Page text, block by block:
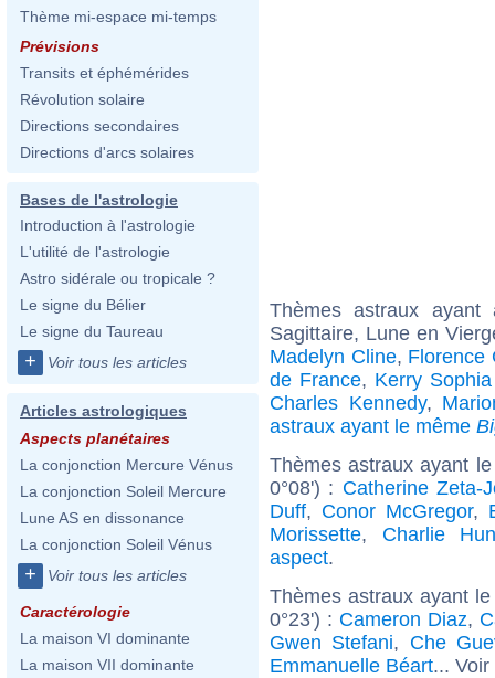
Thème mi-espace mi-temps
Prévisions
Transits et éphémérides
Révolution solaire
Directions secondaires
Directions d'arcs solaires
Bases de l'astrologie
Introduction à l'astrologie
L'utilité de l'astrologie
Astro sidérale ou tropicale ?
Le signe du Bélier
Le signe du Taureau
+ Voir tous les articles
Articles astrologiques
Aspects planétaires
La conjonction Mercure Vénus
La conjonction Soleil Mercure
Lune AS en dissonance
La conjonction Soleil Vénus
+ Voir tous les articles
Caractérologie
La maison VI dominante
La maison VII dominante
Thèmes astraux
Sagittaire, Lune en
Madelyn Cline, Florence
de France, Kerry
Charles Kennedy,
astraux ayant le même
Thèmes astraux ayant
0°08') : Catherine Zeta-
Duff, Conor McGregor,
Morissette, Charlie
aspect.
Thèmes astraux ayant
0°23') : Cameron Diaz,
Gwen Stefani, Che
Emmanuelle Béart...